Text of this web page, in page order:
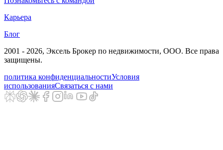
Карьера
Блог
2001 - 2026, Эксель Брокер по недвижимости, ООО. Все права
защищены.
политика конфиденциальностиУсловия
использованияСвязаться с нами